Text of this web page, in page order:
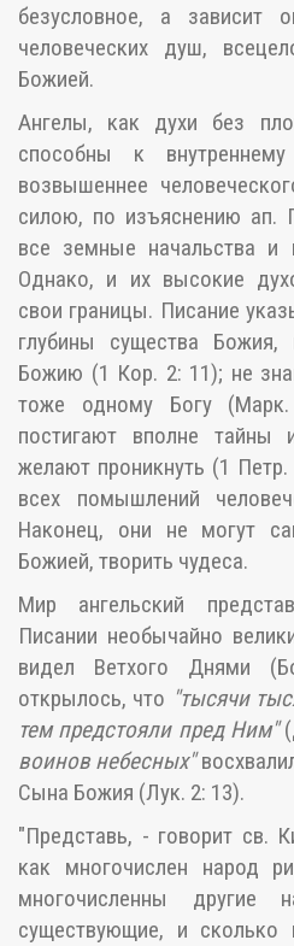
безусловное, а зависит
человеческих душ,
Божией.
Ангелы, как духи без
способны к
возвышеннее
силою, по изъяснению ап.
все земные начальства
Однако, и их высокие
свои границы. Писание
глубины существа
Божию (1 Кор. 2: 11); не
тоже одному Богу
постигают вполне тайны
желают проникнуть (1
всех помышлений
Наконец, они не могут
Божией, творить чудеса.
Мир ангельский
Писании необычайно
видел Ветхого Днями
открылось, что "тысячи
тем предстояли пред Ним"
воинов небесных"
Сына Божия (Лук. 2: 13).
"Представь, - говорит св.
как многочислен народ
многочисленны другие
существующие, и